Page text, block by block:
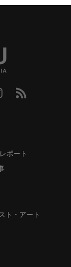
レポート
ト・アート